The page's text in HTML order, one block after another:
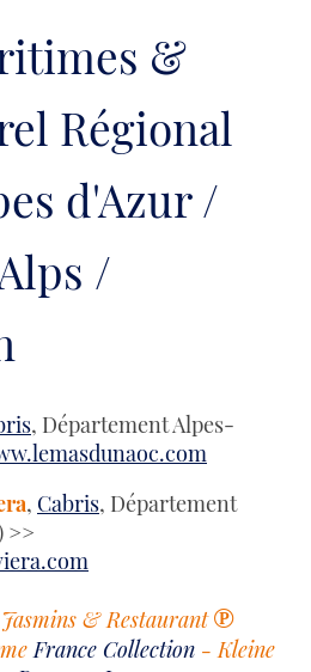
&
Régional
d'Azur /
/
, Département Alpes-
, Cabris, Département
>>
& Restaurant ℗
France Collection - Kleine